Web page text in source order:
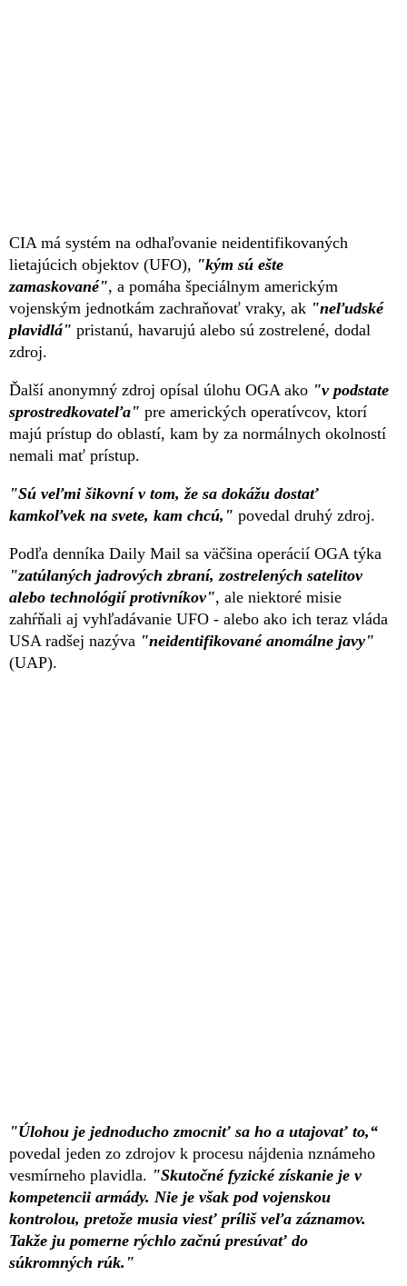
CIA má systém na odhaľovanie neidentifikovaných
lietajúcich objektov (UFO), "kým sú ešte
zamaskované", a pomáha špeciálnym americkým
vojenským jednotkám zachraňovať vraky, ak "neľudské
plavidlá" pristanú, havarujú alebo sú zostrelené, dodal
zdroj.
Ďalší anonymný zdroj opísal úlohu OGA ako "v podstate
sprostredkovateľa" pre amerických operatívcov, ktorí
majú prístup do oblastí, kam by za normálnych okolností
nemali mať prístup.
"Sú veľmi šikovní v tom, že sa dokážu dostať
kamkoľvek na svete, kam chcú," povedal druhý zdroj.
Podľa denníka Daily Mail sa väčšina operácií OGA týka
"zatúlaných jadrových zbraní, zostrelených satelitov
alebo technológií protivníkov", ale niektoré misie
zahŕňali aj vyhľadávanie UFO - alebo ako ich teraz vláda
USA radšej nazýva "neidentifikované anomálne javy"
(UAP).
"Úlohou je jednoducho zmocniť sa ho a utajovať to,“
povedal jeden zo zdrojov k procesu nájdenia nznámeho
vesmírneho plavidla. "Skutočné fyzické získanie je v
kompetencii armády. Nie je však pod vojenskou
kontrolou, pretože musia viesť príliš veľa záznamov.
Takže ju pomerne rýchlo začnú presúvať do
súkromných rúk."